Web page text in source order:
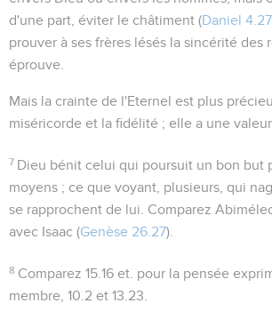
d'une part, éviter le châtiment (Daniel 4.27
prouver à ses frères lésés la sincérité des
éprouve.
Mais la crainte de l'Eternel est plus
miséricorde et la fidélité ; elle a une
7 Dieu bénit celui qui poursuit un bon but
moyens ; ce que voyant, plusieurs, qui
se rapprochent de lui. Comparez
avec Isaac (Genèse 26.27).
8 Comparez15.16 et. pour la pensée
membre, 10.2 et 13.23